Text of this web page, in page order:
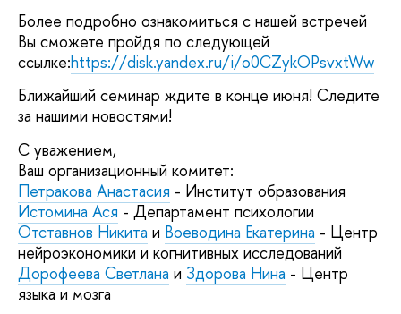
Более подробно ознакомиться с нашей встречей
Вы сможете пройдя по следующей
ссылке:https://disk.yandex.ru/i/o0CZykOPsvxtWw
Ближайший семинар ждите в конце июня! Следите
за нашими новостями!
С уважением,
Ваш организационный комитет:
Петракова Анастасия - Институт образования
Истомина Ася - Департамент психологии
Отставнов Никита и Воеводина Екатерина - Центр
нейроэкономики и когнитивных исследований
Дорофеева Светлана и Здорова Нина - Центр
языка и мозга